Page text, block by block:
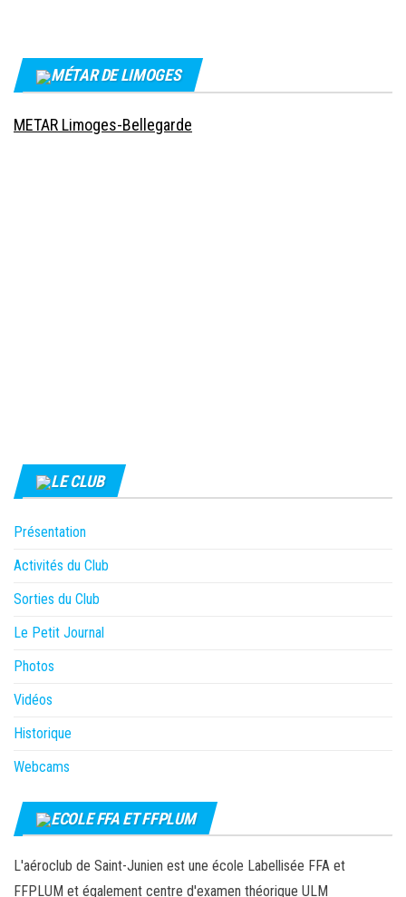
MÉTAR DE LIMOGES
METAR Limoges-Bellegarde
LE CLUB
Présentation
Activités du Club
Sorties du Club
Le Petit Journal
Photos
Vidéos
Historique
Webcams
ECOLE FFA ET FFPLUM
L'aéroclub de Saint-Junien est une école Labellisée FFA et
FFPLUM et également centre d'examen théorique ULM